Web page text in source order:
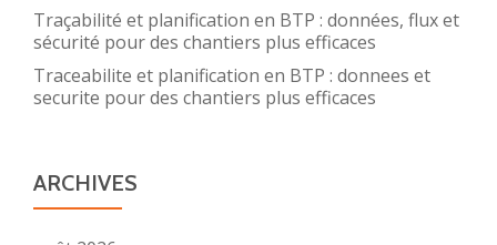
Traçabilité et planification en BTP : données, flux et
sécurité pour des chantiers plus efficaces
Traceabilite et planification en BTP : donnees et
securite pour des chantiers plus efficaces
ARCHIVES